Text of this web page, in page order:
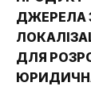
ДЖЕРЕЛА
ДЛЯ